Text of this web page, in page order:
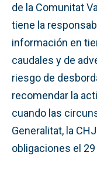
de la Comunitat
tiene la
información en
caudales y de
riesgo de
recomendar la
cuando las
Generalitat, la
obligaciones el